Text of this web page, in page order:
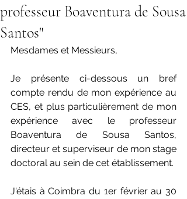
professeur Boaventura de Sousa
Santos"
Mesdames et Messieurs,
Je présente ci-dessous un bref
compte rendu de mon expérience au
CES, et plus particulièrement de mon
expérience avec le professeur
Boaventura de Sousa Santos,
directeur et superviseur de mon stage
doctoral au sein de cet établissement.
J'étais à Coimbra du 1er février au 30